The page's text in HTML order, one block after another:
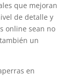
que mejoran
de detalle y
online sean no
un
en